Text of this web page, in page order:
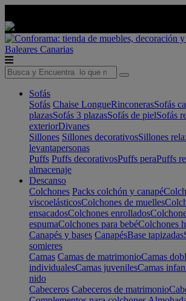
Baleares Canarias
Sofás
Sofás Chaise LongueRinconerasSofás
plazasSofás 3 plazasSofás de pielSofás
exteriorDivanes
Sillones Sillones decorativosSillones
levantapersonas
Puffs Puffs decorativosPuffs peraPuffs
almacenaje
Descanso
Colchones Packs colchón y canapé
viscoelásticosColchones de muelles
ensacadosColchones enrollados
espumaColchones para bebéColchones
Canapés y bases CanapésBase tapizadas
somieres
Camas Camas de matrimonioCamas
individualesCamas juvenilesCamas
nido
Cabeceros Cabeceros de matrimonio